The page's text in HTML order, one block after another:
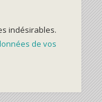
indésirables.
de vos